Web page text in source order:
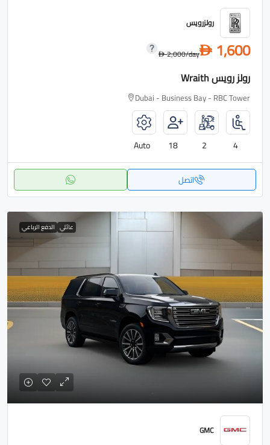
رولزرويس
D 1,600
D2,000/day
رولز رويس Wraith
Dubai - Business Bay - RBC Tower
4
2
18
Auto
اتصل
عائلي الدفع الرباعي
GMC